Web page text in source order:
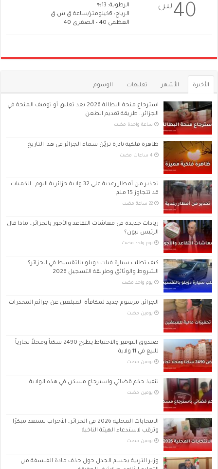
40س
الرطوبة: 13%
الرياح: 6كيلومتر/ساعة ق.ش.ق‎
العظمى 40 • الصغرى 40
الأخيرة الأشهر تعليقات الوسوم
استرجاع منحة البطالة 2026 بعد تعليق أو توقيف المنحة في
الجزائر.. طريقة تقديم الطعن
‏ساعة واحدة مضت
ظاهرة فلكية نادرة تزيّن سماء الجزائر في هذا التاريخ
تحذير من أمطار رعدية على 32 ولاية جزائرية اليوم.. الكميات
قد تتجاوز 15 ملم
‏22 ساعة مضت
زيادات جديدة في معاشات التقاعد والأجور بالجزائر.. ماذا قال
الرئيس تبون؟
‏يوم واحد مضت
كيف تطلب سيارة فيات دوبلو بالتقسيط في الجزائر؟
الشروط والوثائق وطريقة التسجيل 2026
‏يوم واحد مضت
الجزائر: مرسوم جديد لمكافأة المبلغين عن جرائم المخدرات
‏يومين مضت
صندوق التوفير والاحتياط يطرح 2490 سكناً ومحلاً تجارياً
للبيع في 11 ولاية
‏يومين مضت
تنفيذ حكم قضائي واسترجاع مسكن في هذه الولاية
‏يومين مضت
الانتخابات المحلية 2026 في الجزائر.. الأحزاب تستعد مبكرًا
وترقب لاستدعاء الهيئة الناخبة
‏يومين مضت
وزير التربية يحسم الجدل حول حذف مادة الفلسفة من